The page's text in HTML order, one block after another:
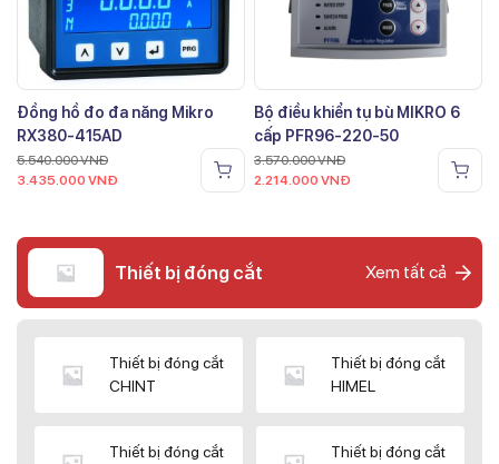
Đồng hồ đo đa năng Mikro
RX380-415AD
5.540.000VNĐ
3.435.000 VNĐ
Bộ điều khiển tụ bù MIKRO 6
cấp PFR96-220-50
3.570.000VNĐ
2.214.000 VNĐ
Thiết bị đóng cắt Xem tất cả
Thiết bị đóng cắt
CHINT
Thiết bị đóng cắt
HIMEL
Thiết bị đóng cắt
Thiết bị đóng cắt